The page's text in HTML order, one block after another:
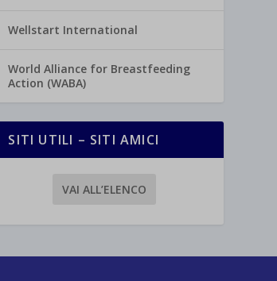
Wellstart International
World Alliance for Breastfeeding
Action (WABA)
SITI UTILI – SITI AMICI
VAI ALL’ELENCO